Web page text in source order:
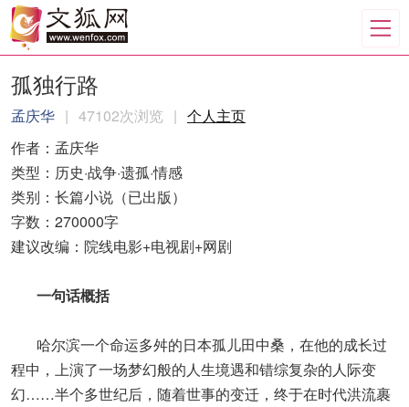
孤独行路
孟庆华 | 47102次浏览 | 个人主页
作者：孟庆华
类型：历史·战争·遗孤·情感
类别：长篇小说（已出版）
字数：270000字
建议改编：院线电影+电视剧+网剧
一句话概括
哈尔滨一个命运多舛的日本孤儿田中桑，在他的成长过
程中，上演了一场梦幻般的人生境遇和错综复杂的人际变
幻……半个多世纪后，随着世事的变迁，终于在时代洪流裹